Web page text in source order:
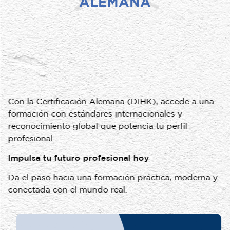
Con la Certificación Alemana (DIHK), accede a una
formación con estándares internacionales y
reconocimiento global que potencia tu perfil
profesional.
Impulsa tu futuro profesional hoy
Da el paso hacia una formación práctica, moderna y
conectada con el mundo real.